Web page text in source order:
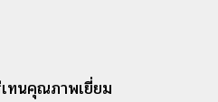
เทนคุณภาพเยี่ยม